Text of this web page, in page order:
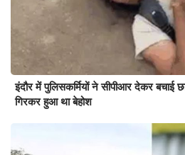
इंदौर में पुलिसकर्मियों ने सीपीआर देकर बचाई
गिरकर हुआ था बेहोश